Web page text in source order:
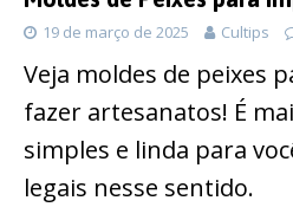
19 de março de 2025 Cultips
Veja moldes de peixes
fazer artesanatos! É
simples e linda para
legais nesse sentido.